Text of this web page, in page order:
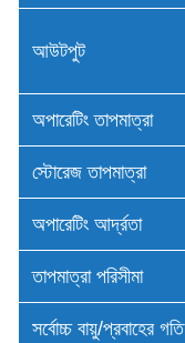
আউটপুট
অপারেটিং তাপমাত্রা
স্টোরেজ তাপমাত্রা
অপারেটিং আর্দ্রতা
তাপমাত্রা পরিসীমা
সর্বোচ্চ বায়ু/প্রবাহের গতি